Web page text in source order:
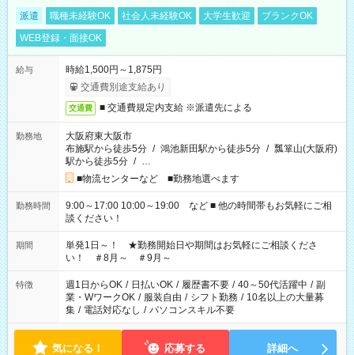
派遣 職種未経験OK 社会人未経験OK 大学生歓迎
ブランクOK
WEB登録・面接OK
給与
時給1,500円～1,875円
交通費別途支給あり
交通費 ■ 交通費規定内支給 ※派遣先による
勤務地
大阪府東大阪市
布施駅から徒歩5分 / 鴻池新田駅から徒歩5分 / 瓢箪山(大阪府)
駅から徒歩5分 / …
■物流センターなど ■勤務地選べます
勤務時間
9:00～17:00 10:00～19:00 など ■ 他の時間帯もお気軽にご相
談ください！
期間
単発1日～！ ★勤務開始日や期間はお気軽にご相談くださ
い！ ＃8月～ ＃9月～
特徴 週1日からOK / 日払いOK / 履歴書不要 / 40～50代活躍中 / 副
業・WワークOK / 服装自由 / シフト勤務 / 10名以上の大量募
集 / 電話対応なし / パソコンスキル不要
気になる！ 応募する 詳細へ